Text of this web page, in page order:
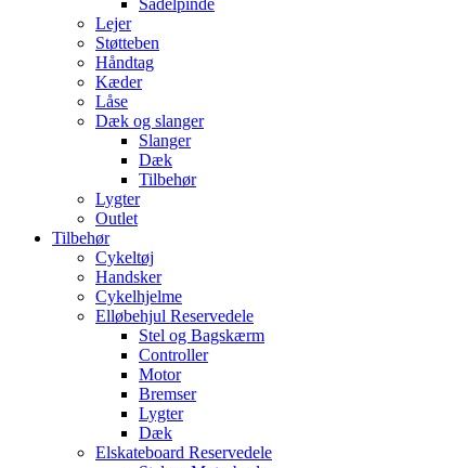
Sadelpinde
Lejer
Støtteben
Håndtag
Kæder
Låse
Dæk og slanger
Slanger
Dæk
Tilbehør
Lygter
Outlet
Tilbehør
Cykeltøj
Handsker
Cykelhjelme
Elløbehjul Reservedele
Stel og Bagskærm
Controller
Motor
Bremser
Lygter
Dæk
Elskateboard Reservedele